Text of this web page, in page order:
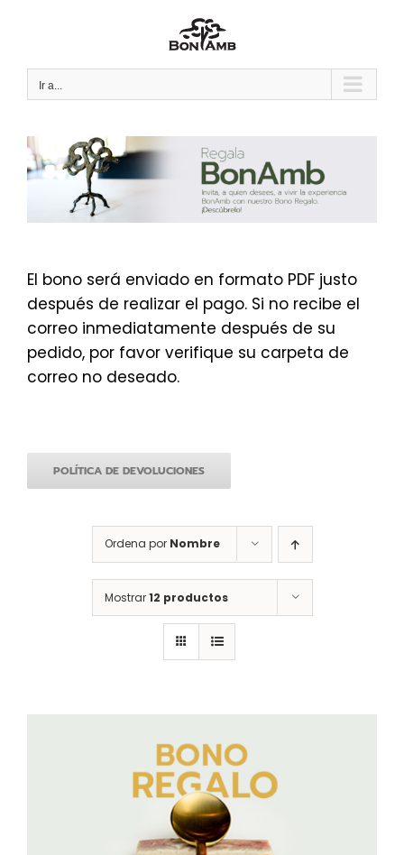
Ir a...
El bono será enviado en formato PDF justo
después de realizar el pago. Si no recibe el
correo inmediatamente después de su
pedido, por favor verifique su carpeta de
correo no deseado.
POLÍTICA DE DEVOLUCIONES
Ordena por Nombre
Mostrar12 productos